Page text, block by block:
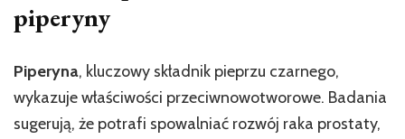
piperyny
Piperyna, kluczowy składnik pieprzu czarnego,
wykazuje właściwości przeciwnowotworowe. Badania
sugerują, że potrafi spowalniać rozwój raka prostaty,